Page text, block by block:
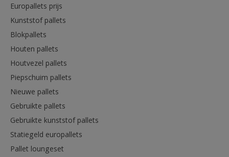
Europallets prijs
Kunststof pallets
Blokpallets
Houten pallets
Houtvezel pallets
Piepschuim pallets
Nieuwe pallets
Gebruikte pallets
Gebruikte kunststof pallets
Statiegeld europallets
Pallet loungeset